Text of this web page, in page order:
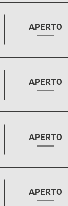
STAGIONE:
APERTO
STAGIONE:
APERTO
STAGIONE:
APERTO
STAGIONE:
APERTO